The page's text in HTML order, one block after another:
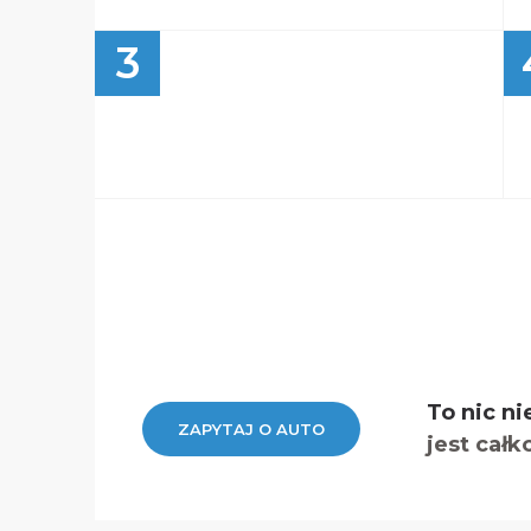
3
ZAPYTAJ O AUTO
To nic
jest